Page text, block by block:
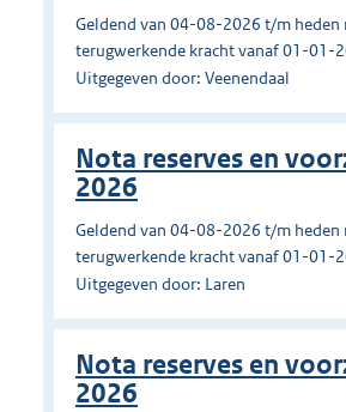
Geldend van 04-08-2026 t/m heden
terugwerkende kracht vanaf 01-01-
Uitgegeven door: Veenendaal
Nota reserves en
2026
Geldend van 04-08-2026 t/m heden
terugwerkende kracht vanaf 01-01-
Uitgegeven door: Laren
Nota reserves en
2026